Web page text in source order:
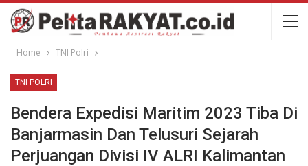
Home TNI Polri
TNI POLRI
Bendera Expedisi Maritim 2023 Tiba Di
Banjarmasin Dan Telusuri Sejarah
Perjuangan Divisi IV ALRI Kalimantan